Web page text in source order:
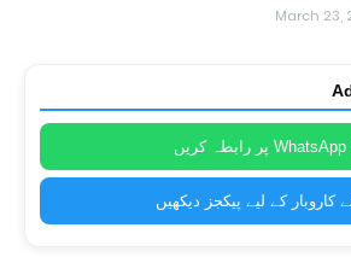
March 23,
کاروبار کے لیے پیکجز دیکھیں